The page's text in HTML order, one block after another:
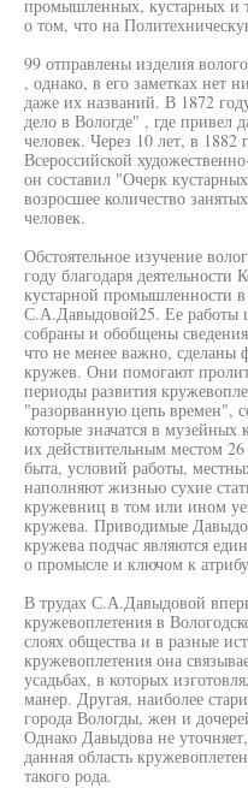
промышленных, кустарных и
о том, что на
99 отправлены изделия
, однако, в его заметках нет
даже их названий. В 1872
дело в Вологде" , где привел
человек. Через 10 лет, в 1882
Всероссийской
он составил "Очерк
возросшее количество
человек.
Обстоятельное изучение
году благодаря
кустарной промышленности
С.А.Давыдовой25. Ее работы
собраны и обобщены
что не менее важно, сделаны
кружев. Они помогают
периоды развития
"разорванную цепь времен",
которые значатся в
их действительным местом
быта, условий работы,
наполняют жизнью сухие
кружевниц в том или ином
кружева. Приводимые
кружева подчас являются
о промысле и ключом к
В трудах С.А.Давыдовой
кружевоплетения в
слоях общества и в разные
кружевоплетения она
усадьбах, в которых
манер. Другая, наиболее
города Вологды, жен и
Однако Давыдова не
данная область
такого рода.